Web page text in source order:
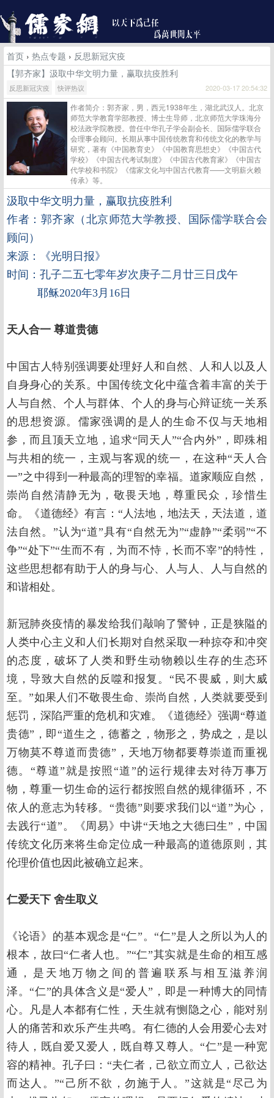
首页 › 热点专题 › 反思新冠灾疫
【郭齐家】汲取中华文明力量，赢取抗疫胜利
反思新冠灾疫 快评热议 2020-03-17 20:54:32
作者简介：郭齐家，男，西元1938年生，湖北武汉人。北京
师范大学教育学部教授、博士生导师，北京师范大学珠海分
校法政学院教授。曾任中华孔子学会副会长、国际儒学联合
会理事会顾问。长期从事中国传统教育和传统文化的教学与
研究，著有《中国教育史》《中国教育思想史》《中国古代
学校》《中国古代考试制度》《中国古代教育家》《中国古
代学校和书院》《儒家文化与中国古代教育——文明薪火赖
传承》等。
汲取中华文明力量， 赢取抗疫胜利
作者：郭齐家（北京师范大学教授、国际儒学联合会
顾问）
来源：《光明日报》
时间：孔子二五七零年岁次庚子二月廿三日戊午
耶稣2020年3月16日
天人合一 尊道贵德
中国古人特别强调要处理好人和自然、人和人以及人
自身身心的关系。中国传统文化中蕴含着丰富的关于
人与自然、个人与群体、个人的身与心辩证统一关系
的思想资源。儒家强调的是人的生命不仅与天地相
参，而且顶天立地，追求“同天人”“合内外”，即殊相
与共相的统一，主观与客观的统一，在这种“天人合
一”之中得到一种最高的理智的幸福。道家顺应自然，
崇尚自然清静无为，敬畏天地，尊重民众，珍惜生
命。《道德经》有言：“人法地，地法天，天法道，道
法自然。”认为“道”具有“自然无为”“虚静”“柔弱”“不
争”“处下”“生而不有，为而不恃，长而不宰”的特性，
这些思想都有助于人的身与心、人与人、人与自然的
和谐相处。
新冠肺炎疫情的暴发给我们敲响了警钟，正是狭隘的
人类中心主义和人们长期对自然采取一种掠夺和冲突
的态度，破坏了人类和野生动物赖以生存的生态环
境，导致大自然的反噬和报复。“民不畏威，则大威
至。”如果人们不敬畏生命、崇尚自然，人类就要受到
惩罚，深陷严重的危机和灾难。《道德经》强调“尊道
贵德”，即“道生之，德蓄之，物形之，势成之，是以
万物莫不尊道而贵德”，天地万物都要尊崇道而重视
德。“尊道”就是按照“道”的运行规律去对待万事万
物，尊重一切生命的运行都按照自然的规律循环，不
依人的意志为转移。“贵德”则要求我们以“道”为心，
去践行“道”。《周易》中讲“天地之大德曰生”，中国
传统文化历来将生命定位成一种最高的道德原则，其
伦理价值也因此被确立起来。
仁爱天下 舍生取义
《论语》的基本观念是“仁”。“仁”是人之所以为人的
根本，故曰“仁者人也。”“仁”其实就是生命的相互感
通，是天地万物之间的普遍联系与相互滋养润
泽。“仁”的具体含义是“爱人”，即是一种博大的同情
心。凡是人本都有仁性，天生就有恻隐之心，能对别
人的痛苦和欢乐产生共鸣。有仁德的人会用爱心去对
待人，既自爱又爱人，既自尊又尊人。“仁”是一种宽
容的精神。孔子曰：“夫仁者，己欲立而立人，己欲达
而达人。”“己所不欲，勿施于人。”这就是“尽己为